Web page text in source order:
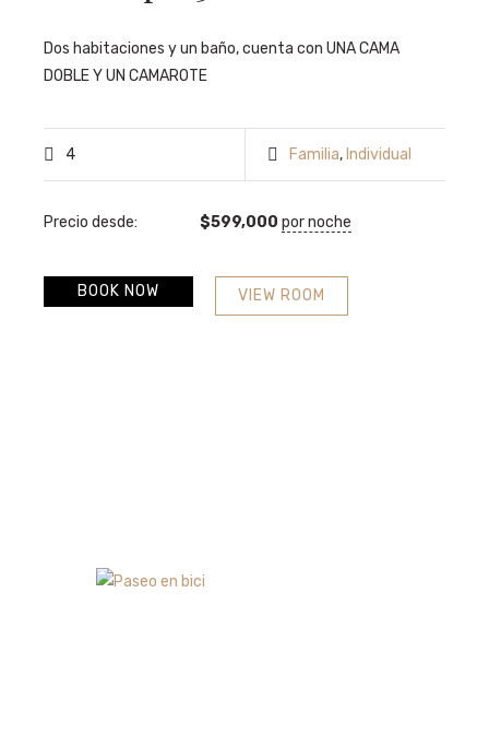
Dos habitaciones y un baño, cuenta con UNA CAMA
DOBLE Y UN CAMAROTE
4 Familia, Individual
Precio desde: $599,000 por noche
VIEW ROOM
BOOK NOW